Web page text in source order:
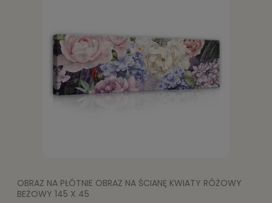
OBRAZ NA PŁÓTNIE OBRAZ NA ŚCIANĘ KWIATY RÓŻOWY
BEŻOWY 145 X 45